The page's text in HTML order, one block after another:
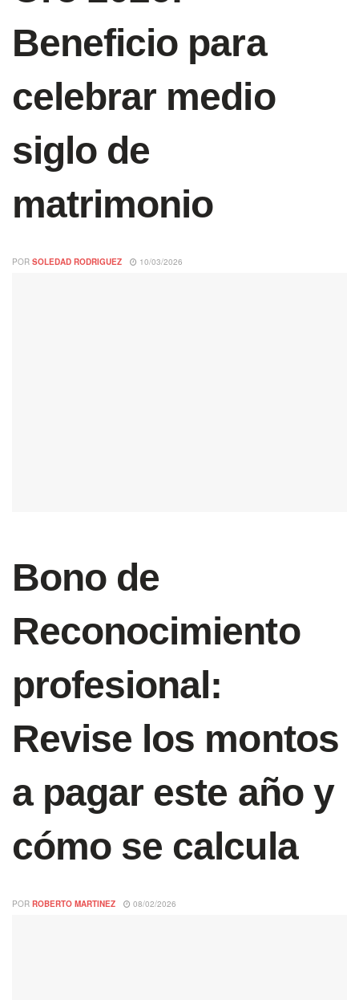
Beneficio para
celebrar medio
siglo de
matrimonio
POR SOLEDAD RODRIGUEZ 10/03/2026
Bono de
Reconocimiento
profesional:
Revise los montos
a pagar este año y
cómo se calcula
POR ROBERTO MARTINEZ 08/02/2026